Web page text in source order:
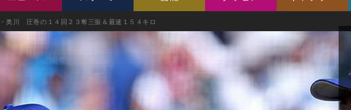
奥川 圧巻の１４回２３奪三振＆最速１５４キロ